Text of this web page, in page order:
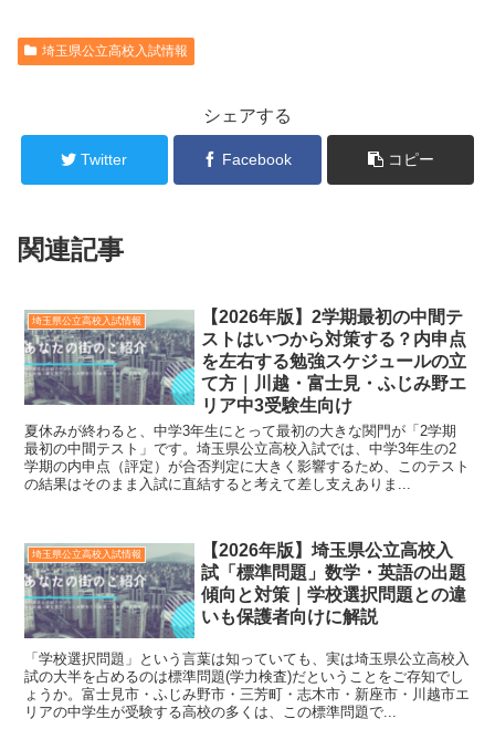
埼玉県公立高校入試情報
シェアする
Twitter Facebook コピー
関連記事
埼玉県公立高校入試情報
【2026年版】2学期最初の中間テ
ストはいつから対策する？内申点
を左右する勉強スケジュールの立
て方｜川越・富士見・ふじみ野エ
リア中3受験生向け
夏休みが終わると、中学3年生にとって最初の大きな関門が「2学期
最初の中間テスト」です。埼玉県公立高校入試では、中学3年生の2
学期の内申点（評定）が合否判定に大きく影響するため、このテスト
の結果はそのまま入試に直結すると考えて差し支えありま...
埼玉県公立高校入試情報
【2026年版】埼玉県公立高校入
試「標準問題」数学・英語の出題
傾向と対策｜学校選択問題との違
いも保護者向けに解説
「学校選択問題」という言葉は知っていても、実は埼玉県公立高校入
試の大半を占めるのは標準問題(学力検査)だということをご存知でし
ょうか。富士見市・ふじみ野市・三芳町・志木市・新座市・川越市エ
リアの中学生が受験する高校の多くは、この標準問題で...